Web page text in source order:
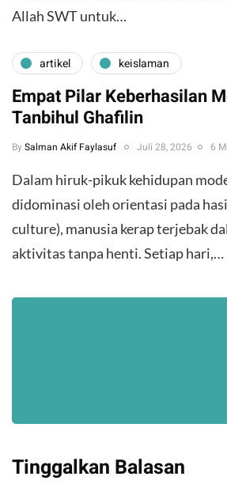
Allah SWT untuk…
artikel keislaman
Empat Pilar Keberhasilan
Tanbihul Ghafilin
By Salman Akif Faylasuf Juli 28, 2026 6
Dalam hiruk-pikuk kehidupan
didominasi oleh orientasi pada
culture), manusia kerap terjebak
aktivitas tanpa henti. Setiap hari,…
Tinggalkan Balasan